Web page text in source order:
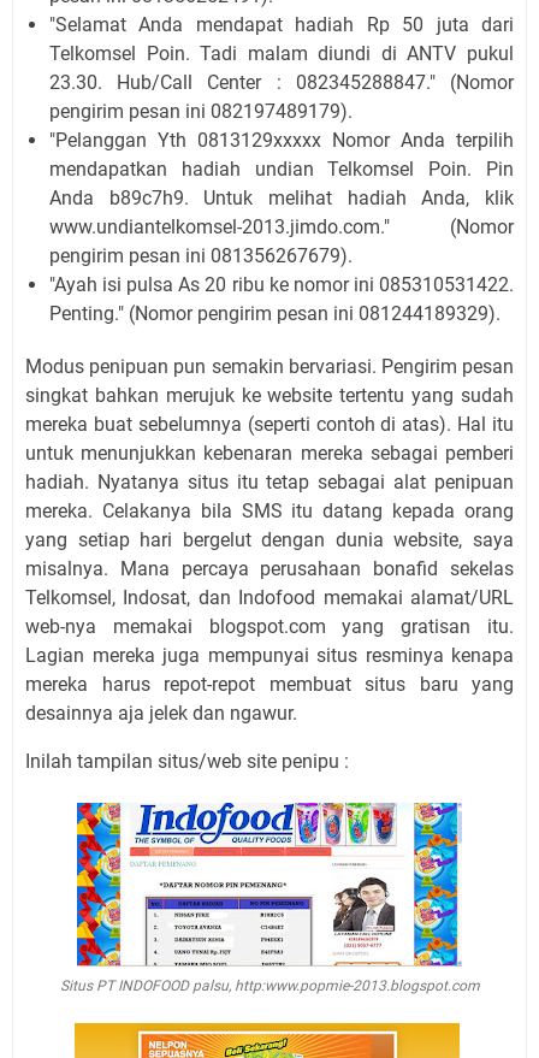
"Selamat Anda mendapat hadiah Rp 50 juta dari
Telkomsel Poin. Tadi malam diundi di ANTV pukul
23.30. Hub/Call Center : 082345288847." (Nomor
pengirim pesan ini 082197489179).
"Pelanggan Yth 0813129xxxxx Nomor Anda terpilih
mendapatkan hadiah undian Telkomsel Poin. Pin
Anda b89c7h9. Untuk melihat hadiah Anda, klik
www.undiantelkomsel-2013.jimdo.com." (Nomor
pengirim pesan ini 081356267679).
"Ayah isi pulsa As 20 ribu ke nomor ini 085310531422.
Penting." (Nomor pengirim pesan ini 081244189329).
Modus penipuan pun semakin bervariasi. Pengirim pesan
singkat bahkan merujuk ke website tertentu yang sudah
mereka buat sebelumnya (seperti contoh di atas). Hal itu
untuk menunjukkan kebenaran mereka sebagai pemberi
hadiah. Nyatanya situs itu tetap sebagai alat penipuan
mereka. Celakanya bila SMS itu datang kepada orang
yang setiap hari bergelut dengan dunia website, saya
misalnya. Mana percaya perusahaan bonafid sekelas
Telkomsel, Indosat, dan Indofood memakai alamat/URL
web-nya memakai blogspot.com yang gratisan itu.
Lagian mereka juga mempunyai situs resminya kenapa
mereka harus repot-repot membuat situs baru yang
desainnya aja jelek dan ngawur.
Inilah tampilan situs/web site penipu :
Situs PT INDOFOOD palsu, http:www.popmie-2013.blogspot.com